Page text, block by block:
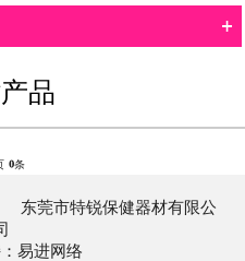
+
品
0条
莞市特锐保健器材有限公
易进网络